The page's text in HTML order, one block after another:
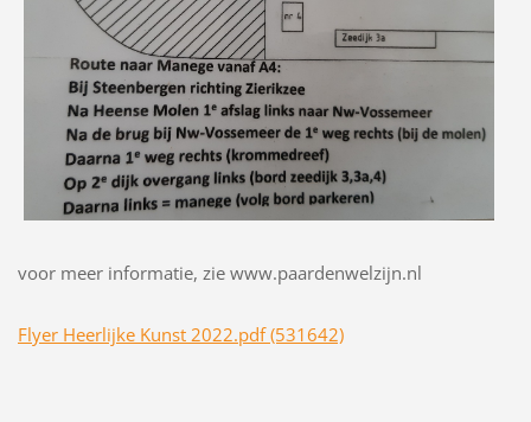
voor meer informatie, zie www.paardenwelzijn.nl
Flyer Heerlijke Kunst 2022.pdf (531642)